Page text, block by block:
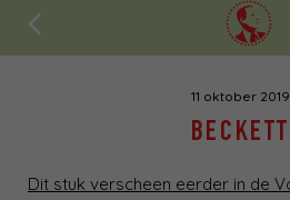
11 oktober 2019
BECKETT
Dit stuk verscheen eerder in de